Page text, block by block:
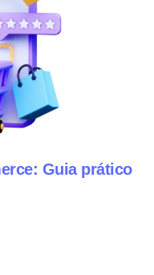
Guia prático